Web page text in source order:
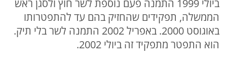
ביולי 1999 התמנה פעם נוספת לשר חוץ ולסגן ראש
הממשלה, תפקידים שהחזיק בהם עד להתפטרותו
באוגוסט 2000. באפריל 2002 התמנה לשר בלי תיק.
הוא התפטר מתפקיד זה ביולי 2002.